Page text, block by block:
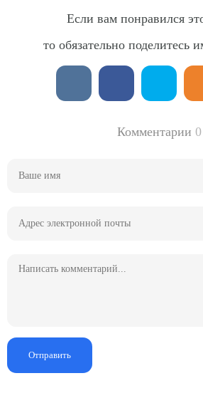
Если вам понравился
то обязательно поделитесь
Комментарии 0
Отправить